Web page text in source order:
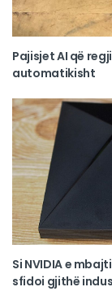
Pajisjet AI që
automatikisht
Si NVIDIA e
sfidoi gjithë